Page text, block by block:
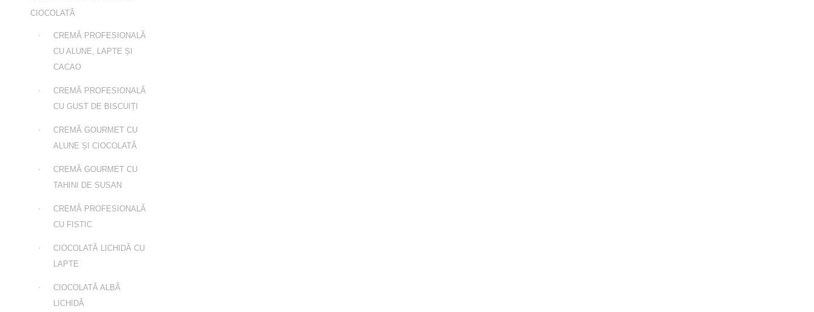
CIOCOLATĂ
CREMĂ PROFESIONALĂ
CU ALUNE, LAPTE ȘI
CACAO
CREMĂ PROFESIONALĂ
CU GUST DE BISCUIȚI
CREMĂ GOURMET CU
ALUNE ȘI CIOCOLATĂ
CREMĂ GOURMET CU
TAHINI DE SUSAN
CREMĂ PROFESIONALĂ
CU FISTIC
CIOCOLATĂ LICHIDĂ CU
LAPTE
CIOCOLATĂ ALBĂ
LICHIDĂ